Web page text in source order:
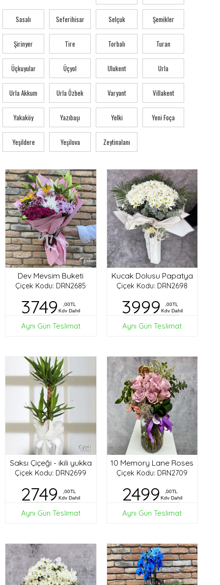
Sasalı Seferihisar Selçuk Şemikler
Şirinyer Tire Torbalı Turan
Üçkuyular Üçyol Ulukent Urla
Urla Akkum Urla Özbek Varyant Villakent
Yakaköy Yazıbaşı Yelki Yeni Foça
Yeşildere Yeşilova Zeytinalanı
Dev Mevsim Buketi
Çiçek Kodu: DRN2685
3749
,00TL
Kdv Dahil
Aynı Gün Teslimat
Kucak Dolusu Papatya
Çiçek Kodu: DRN2698
3999
,00TL
Kdv Dahil
Aynı Gün Teslimat
Saksı Çiçeği - ikili yukka
Çiçek Kodu: DRN2699
2749
,00TL
Kdv Dahil
Aynı Gün Teslimat
10 Memory Lane Roses
Çiçek Kodu: DRN2709
2499
,00TL
Kdv Dahil
Aynı Gün Teslimat